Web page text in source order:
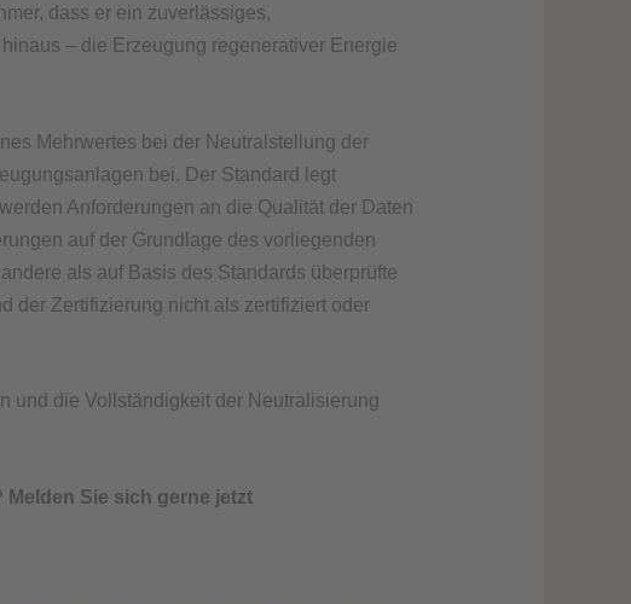
dass er ein zuverlässiges,
– die Erzeugung regenerativer Energie
Mehrwertes bei der Neutralstellung der
bei. Der Standard legt
Anforderungen an die Qualität der Daten
auf der Grundlage des vorliegenden
als auf Basis des Standards überprüfte
der Zertifizierung nicht als zertifiziert oder
und die Vollständigkeit der Neutralisierung
Sie sich gerne jetzt